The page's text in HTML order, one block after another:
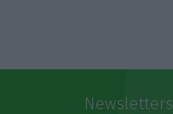
Newsletters